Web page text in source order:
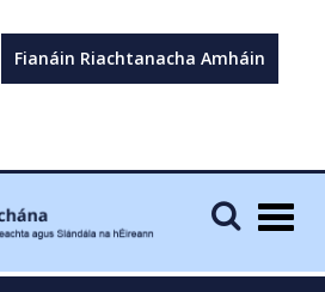
Fianáin Riachtanacha Amháin